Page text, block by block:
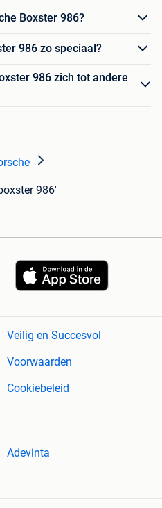
Boxster 986?
986 zo speciaal?
986 zich tot andere
986'
Veilig en Succesvol
Voorwaarden
Cookiebeleid
Adevinta